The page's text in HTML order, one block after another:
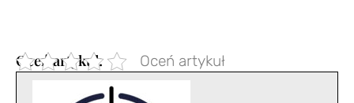
Oceń artykuł